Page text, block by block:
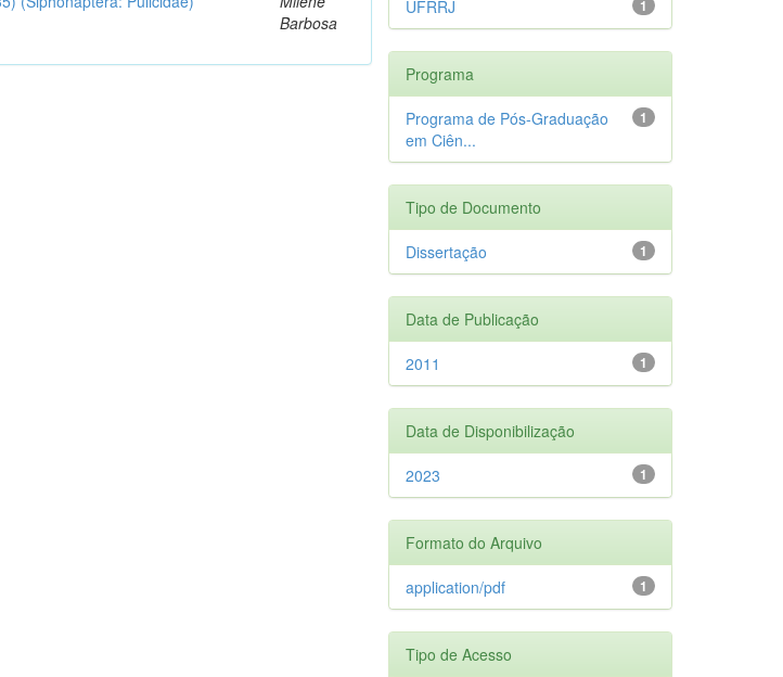
Barbosa
1
UFRRJ
Programa
1
Programa de Pós-Graduação
em Ciên...
Tipo de Documento
1
Dissertação
Data de Publicação
1
2011
Data de Disponibilização
1
2023
Formato do Arquivo
1
application/pdf
Tipo de Acesso